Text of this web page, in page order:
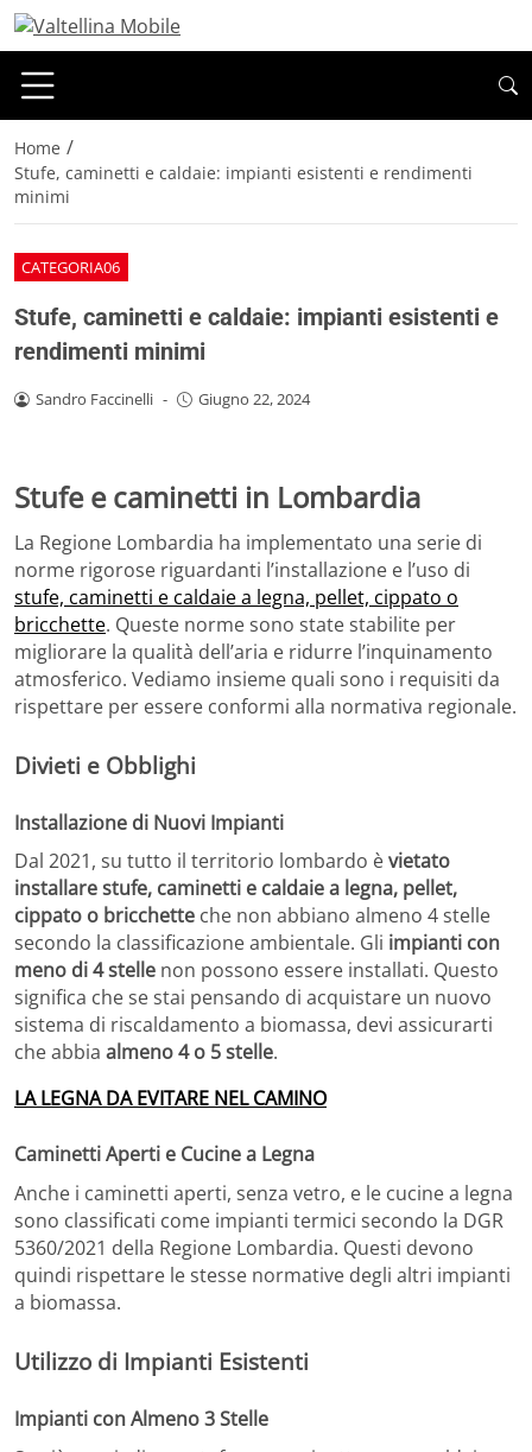
Home /
Stufe, caminetti e caldaie: impianti esistenti e rendimenti
minimi
CATEGORIA06
Stufe, caminetti e caldaie: impianti esistenti e
rendimenti minimi
Sandro Faccinelli - Giugno 22, 2024
Stufe e caminetti in Lombardia
La Regione Lombardia ha implementato una serie di
norme rigorose riguardanti l’installazione e l’uso di
stufe, caminetti e caldaie a legna, pellet, cippato o
bricchette. Queste norme sono state stabilite per
migliorare la qualità dell’aria e ridurre l’inquinamento
atmosferico. Vediamo insieme quali sono i requisiti da
rispettare per essere conformi alla normativa regionale.
Divieti e Obblighi
Installazione di Nuovi Impianti
Dal 2021, su tutto il territorio lombardo èvietato
installare stufe, caminetti e caldaie a legna, pellet,
cippato o bricchette che non abbiano almeno 4 stelle
secondo la classificazione ambientale. Gli impianti con
meno di 4 stelle non possono essere installati. Questo
significa che se stai pensando di acquistare un nuovo
sistema di riscaldamento a biomassa, devi assicurarti
che abbia almeno 4 o 5 stelle.
LA LEGNA DA EVITARE NEL CAMINO
Caminetti Aperti e Cucine a Legna
Anche i caminetti aperti, senza vetro, e le cucine a legna
sono classificati come impianti termici secondo la DGR
5360/2021 della Regione Lombardia. Questi devono
quindi rispettare le stesse normative degli altri impianti
a biomassa.
Utilizzo di Impianti Esistenti
Impianti con Almeno 3 Stelle